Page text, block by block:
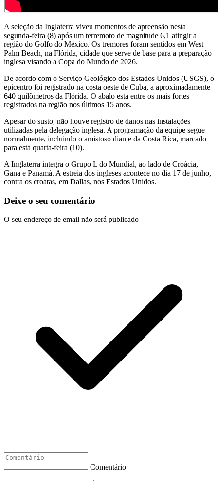
A seleção da Inglaterra viveu momentos de apreensão nesta
segunda-feira (8) após um terremoto de magnitude 6,1 atingir a
região do Golfo do México. Os tremores foram sentidos em West
Palm Beach, na Flórida, cidade que serve de base para a preparação
inglesa visando a Copa do Mundo de 2026.
De acordo com o Serviço Geológico dos Estados Unidos (USGS), o
epicentro foi registrado na costa oeste de Cuba, a aproximadamente
640 quilômetros da Flórida. O abalo está entre os mais fortes
registrados na região nos últimos 15 anos.
Apesar do susto, não houve registro de danos nas instalações
utilizadas pela delegação inglesa. A programação da equipe segue
normalmente, incluindo o amistoso diante da Costa Rica, marcado
para esta quarta-feira (10).
A Inglaterra integra o Grupo L do Mundial, ao lado de Croácia,
Gana e Panamá. A estreia dos ingleses acontece no dia 17 de junho,
contra os croatas, em Dallas, nos Estados Unidos.
Deixe o seu comentário
O seu endereço de email não será publicado
Comentário